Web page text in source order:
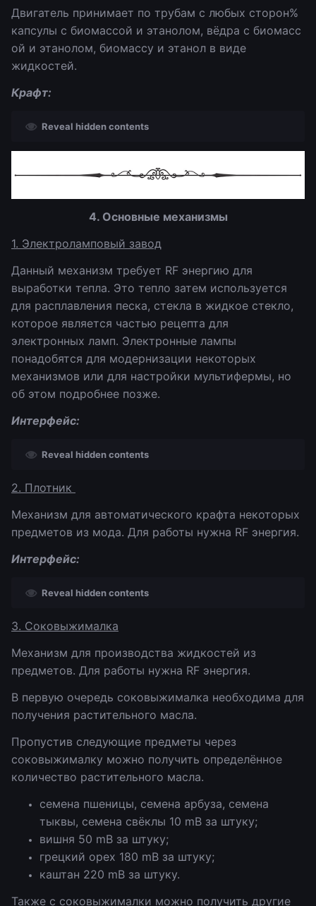
Двигатель принимает по трубам с любых сторон%
капсулы с биомассой и этанолом, вёдра с биомасс
ой и этанолом, биомассу и этанол в виде
жидкостей.
Крафт:
Reveal hidden contents
4. Основные механизмы
1. Электроламповый завод
Данный механизм требует RF энергию для
выработки тепла. Это тепло затем используется
для расплавления песка, стекла в жидкое стекло,
которое является частью рецепта для
электронных ламп. Электронные лампы
понадобятся для модернизации некоторых
механизмов или для настройки мультифермы, но
об этом подробнее позже.
Интерфейс:
Reveal hidden contents
2. Плотник
Механизм для автоматического крафта некоторых
предметов из мода. Для работы нужна RF энергия.
Интерфейс:
Reveal hidden contents
3. Соковыжималка
Механизм для производства жидкостей из
предметов. Для работы нужна RF энергия.
В первую очередь соковыжималка необходима для
получения растительного масла.
Пропустив следующие предметы через
соковыжималку можно получить определённое
количество растительного масла.
семена пшеницы, семена арбуза, семена
тыквы, семена свёклы 10 mB за штуку;
вишня 50 mB за штуку;
грецкий орех 180 mB за штуку;
каштан 220 mB за штуку.
Также с соковыжималки можно получить другие